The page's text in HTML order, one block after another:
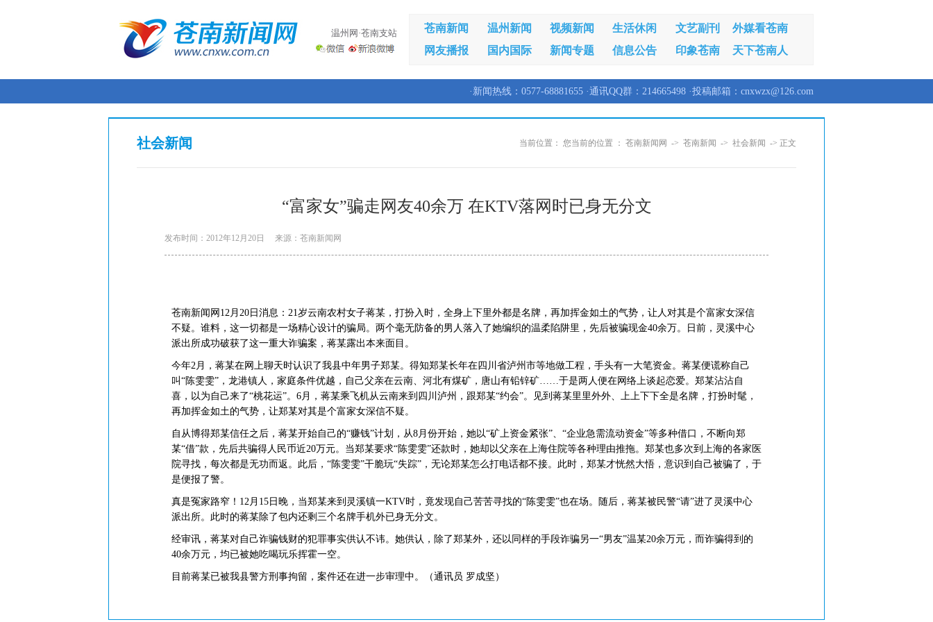
温州网·苍南支站 苍南新闻 温州新闻 视频新闻 生活休闲 文艺副刊
外媒看苍南
网友播报
国内国际 新闻专题 信息公告 印象苍南 天下苍南人
·新闻热线：0577-68881655 ·通讯QQ群：214665498 ·投稿邮箱：cnxwzx@126.com
当前位置： 您当前的位置 ： 苍南新闻网 -> 苍南新闻 -> 社会新闻 -> 正文
社会新闻
“富家女”骗走网友40余万 在KTV落网时已身无分文
发布时间：2012年12月20日 来源：苍南新闻网
苍南新闻网12月20日消息：21岁云南农村女子蒋某，打扮入时，全身上下里外都是名牌，再加挥金如土的气势，让人对其是个富家女深信
不疑。谁料，这一切都是一场精心设计的骗局。两个毫无防备的男人落入了她编织的温柔陷阱里，先后被骗现金40余万。日前，灵溪中心
派出所成功破获了这一重大诈骗案，蒋某露出本来面目。
今年2月，蒋某在网上聊天时认识了我县中年男子郑某。得知郑某长年在四川省泸州市等地做工程，手头有一大笔资金。蒋某便谎称自己
叫“陈雯雯”，龙港镇人，家庭条件优越，自己父亲在云南、河北有煤矿，唐山有铅锌矿……于是两人便在网络上谈起恋爱。郑某沾沾自
喜，以为自己来了“桃花运”。6月，蒋某乘飞机从云南来到四川泸州，跟郑某“约会”。见到蒋某里里外外、上上下下全是名牌，打扮时髦，
再加挥金如土的气势，让郑某对其是个富家女深信不疑。
自从博得郑某信任之后，蒋某开始自己的“赚钱”计划，从8月份开始，她以“矿上资金紧张”、“企业急需流动资金”等多种借口，不断向郑
某“借”款，先后共骗得人民币近20万元。当郑某要求“陈雯雯”还款时，她却以父亲在上海住院等各种理由推拖。郑某也多次到上海的各家医
院寻找，每次都是无功而返。此后，“陈雯雯”干脆玩“失踪”，无论郑某怎么打电话都不接。此时，郑某才恍然大悟，意识到自己被骗了，于
是便报了警。
真是冤家路窄！12月15日晚，当郑某来到灵溪镇一KTV时，竟发现自己苦苦寻找的“陈雯雯”也在场。随后，蒋某被民警“请”进了灵溪中心
派出所。此时的蒋某除了包内还剩三个名牌手机外已身无分文。
经审讯，蒋某对自己诈骗钱财的犯罪事实供认不讳。她供认，除了郑某外，还以同样的手段诈骗另一“男友”温某20余万元，而诈骗得到的
40余万元，均已被她吃喝玩乐挥霍一空。
目前蒋某已被我县警方刑事拘留，案件还在进一步审理中。（通讯员 罗成坚）